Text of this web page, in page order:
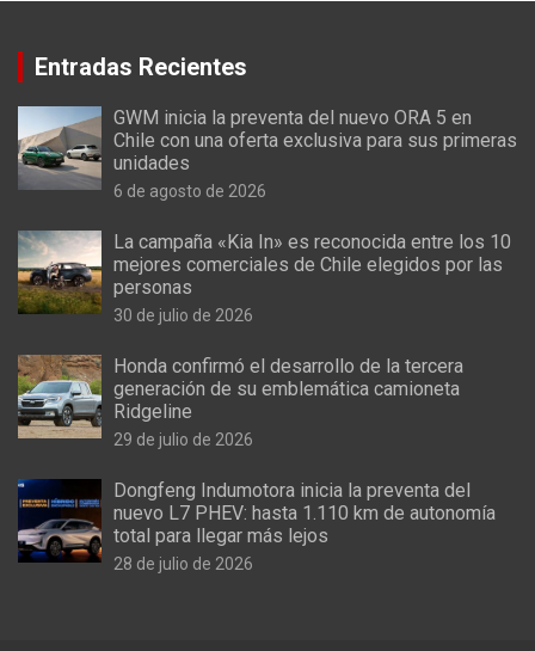
Entradas Recientes
GWM inicia la preventa del nuevo ORA 5 en
Chile con una oferta exclusiva para sus primeras
unidades
6 de agosto de 2026
La campaña «Kia In» es reconocida entre los 10
mejores comerciales de Chile elegidos por las
personas
30 de julio de 2026
Honda confirmó el desarrollo de la tercera
generación de su emblemática camioneta
Ridgeline
29 de julio de 2026
Dongfeng Indumotora inicia la preventa del
nuevo L7 PHEV: hasta 1.110 km de autonomía
total para llegar más lejos
28 de julio de 2026